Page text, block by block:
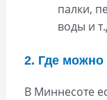
палки,
воды и
2. Где можно
В Миннесоте